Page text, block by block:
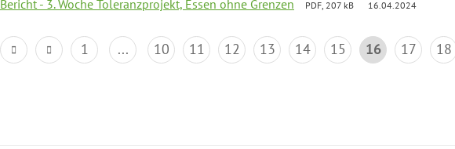
Bericht - 3. Woche Toleranzprojekt, Essen ohne Grenzen PDF, 207 kB 16.04.2024
1 ... 10 11 12 13 14 15 16 17 18